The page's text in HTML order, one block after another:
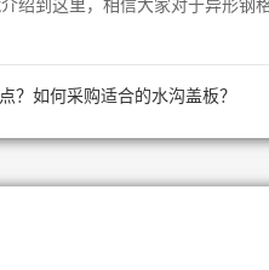
到这里，相信大家对于异形钢
？如何采购适合的水沟盖板？